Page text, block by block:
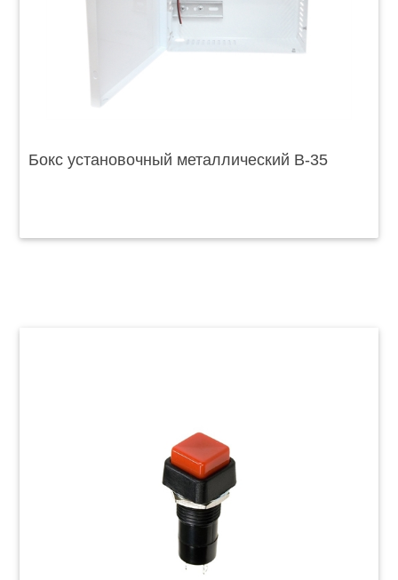
Бокс установочный металлический B-35